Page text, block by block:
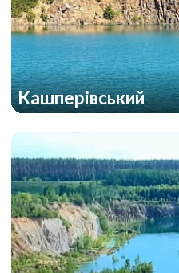
Кашперівський